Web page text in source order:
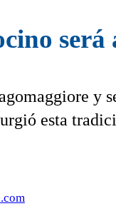
y
esta